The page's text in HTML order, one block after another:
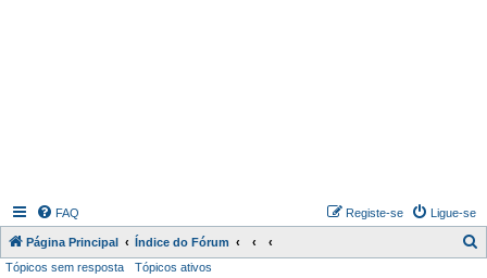
FAQ Ligue-se
Registe-se
Página Principal Índice do Fórum
Tópicos sem resposta Tópicos ativos